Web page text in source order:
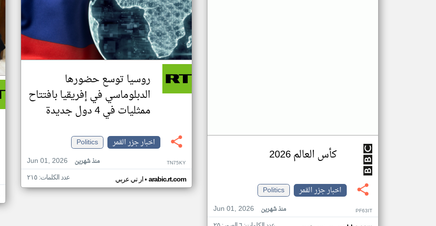
كأس العالم 2026
اخبار جزر القمر
Politics
Jun 01, 2026
منذ شهرين PF63IT
روسيا توسع حضورها
الدبلوماسي في إفريقيا بافتتاح
ممثليات في 4 دول جديدة
اخبار جزر القمر
Politics
Jun 01, 2026
منذ شهرين TN75KY
ار تي عربي• arabic.rt.com عدد الكلمات: ٢١٥